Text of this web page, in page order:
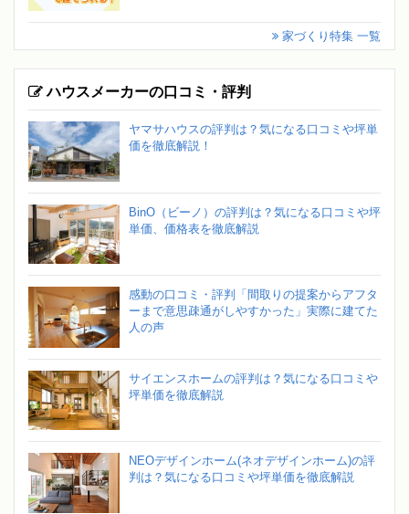
家づくり特集 一覧
ハウスメーカーの口コミ・評判
ヤマサハウスの評判は？気になる口コミや坪単
価を徹底解説！
BinO（ビーノ）の評判は？気になる口コミや坪
単価、価格表を徹底解説
感動の口コミ・評判「間取りの提案からアフタ
ーまで意思疎通がしやすかった」実際に建てた
人の声
サイエンスホームの評判は？気になる口コミや
坪単価を徹底解説
NEOデザインホーム(ネオデザインホーム)の評
判は？気になる口コミや坪単価を徹底解説